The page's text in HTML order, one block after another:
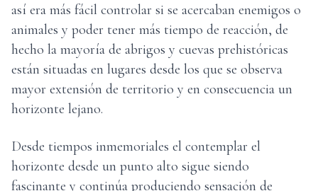
así era más fácil controlar si se acercaban enemigos o
animales y poder tener más tiempo de reacción, de
hecho la mayoría de abrigos y cuevas prehistóricas
están situadas en lugares desde los que se observa
mayor extensión de territorio y en consecuencia un
horizonte lejano.
Desde tiempos inmemoriales el contemplar el
horizonte desde un punto alto sigue siendo
fascinante y continúa produciendo sensación de